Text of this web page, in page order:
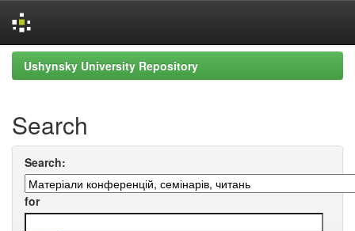
Skip
navigation
Ushynsky University Repository
Search
Search:
for